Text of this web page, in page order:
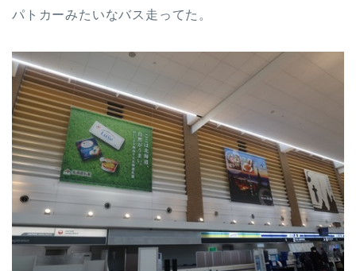
パトカーみたいなバス走ってた。